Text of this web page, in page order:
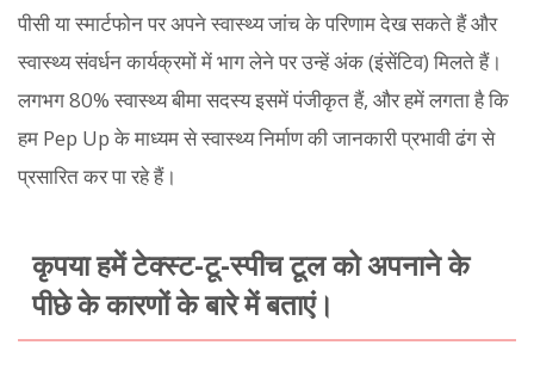
पीसी या स्मार्टफोन पर अपने स्वास्थ्य जांच के परिणाम देख सकते हैं और
स्वास्थ्य संवर्धन कार्यक्रमों में भाग लेने पर उन्हें अंक (इंसेंटिव) मिलते हैं।
लगभग 80% स्वास्थ्य बीमा सदस्य इसमें पंजीकृत हैं, और हमें लगता है कि
हम Pep Up के माध्यम से स्वास्थ्य निर्माण की जानकारी प्रभावी ढंग से
प्रसारित कर पा रहे हैं।
कृपया हमें टेक्स्ट-टू-स्पीच टूल को अपनाने के
पीछे के कारणों के बारे में बताएं।